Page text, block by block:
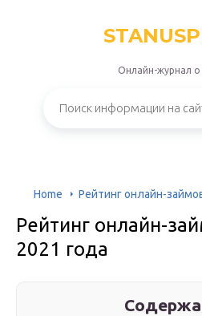
Онлайн-журнал о
Home Рейтинг онлайн-
Рейтинг онлайн-
2021 года